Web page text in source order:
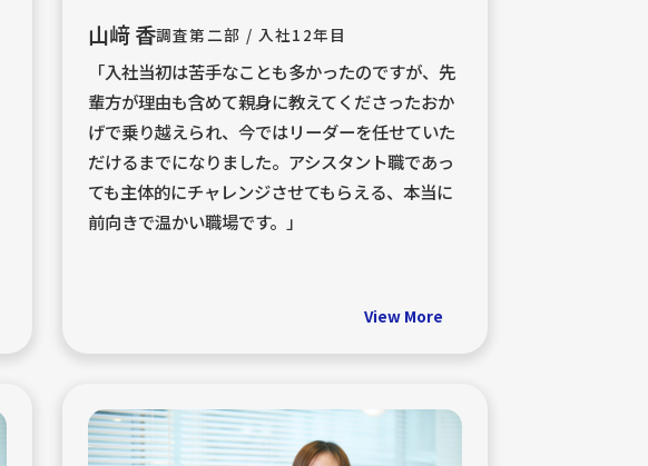
山﨑 香調査第二部 / 入社12年目
「入社当初は苦手なことも多かったのですが、先
輩方が理由も含めて親身に教えてくださったおか
げで乗り越えられ、今ではリーダーを任せていた
だけるまでになりました。アシスタント職であっ
ても主体的にチャレンジさせてもらえる、本当に
前向きで温かい職場です。」
View More